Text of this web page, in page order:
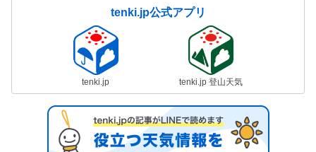
tenki.jp公式アプリ
tenki.jp tenki.jp 登山天気